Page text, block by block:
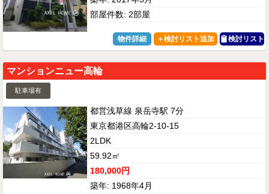
部屋件数: 2部屋
物件詳細 検討リスト
マンションニュー高輪
駐車場有
都営浅草線 泉岳寺駅 7分
東京都港区高輪2-10-15
2LDK
59.92㎡
180,000円
築年: 1968年4月